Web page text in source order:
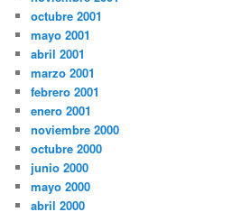
octubre 2001
mayo 2001
abril 2001
marzo 2001
febrero 2001
enero 2001
noviembre 2000
octubre 2000
junio 2000
mayo 2000
abril 2000